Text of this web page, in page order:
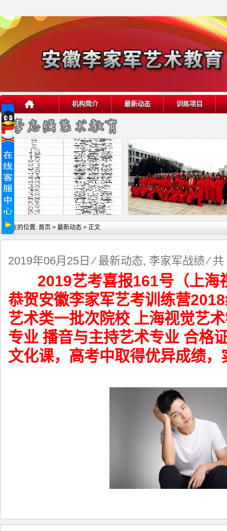
机构简介 最新动态 训练项目
详细内容
安徽李家军艺考训练营2019结业考 2020届安徽李家军艺考训练营
现在的位置: 首页 > 最新动态 > 正文
2019年06月25日 ⁄最新动态, 李家军战绩⁄
2019艺考喜报161号（上
恭贺安徽李家军艺考训练营
艺术类一批次院校 上海视觉艺
专业 播音与主持艺术专业 合格
文化课，高考中取得优异成绩，